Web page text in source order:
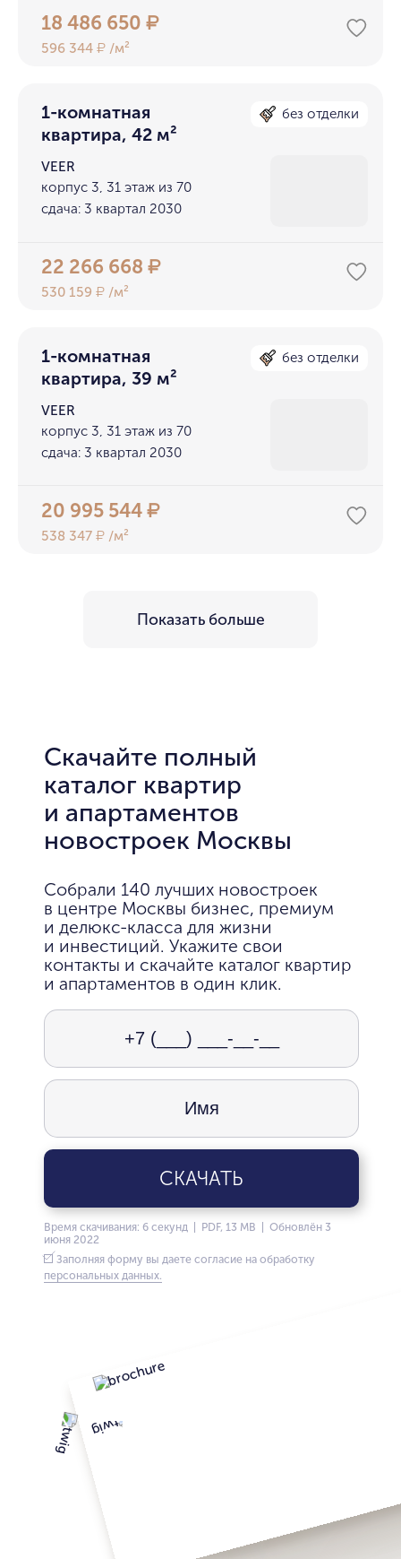
18 486 650₽
596 344₽ /м²
1-комнатная
квартира, 42 м²
без отделки
VEER
корпус 3, 31 этаж из 70
сдача: 3 квартал 2030
22 266 668₽
530 159₽ /м²
1-комнатная
квартира, 39 м²
без отделки
VEER
корпус 3, 31 этаж из 70
сдача: 3 квартал 2030
20 995 544₽
538 347₽ /м²
Показать больше
Скачайте полный
каталог квартир
и апартаментов
новостроек Москвы
Собрали 140 лучших новостроек
в центре Москвы бизнес, премиум
и делюкс-класса для жизни
и инвестиций. Укажите свои
контакты и скачайте каталог квартир
и апартаментов в один клик.
СКАЧАТЬ
Время скачивания: 6 секунд | PDF, 13 MB | Обновлён 3
июня 2022
Заполняя форму вы даете согласие на обработку
персональных данных.